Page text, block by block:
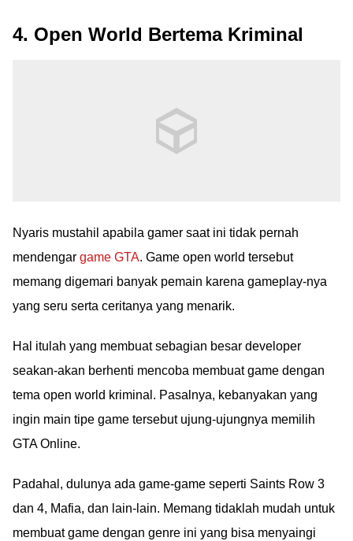
4. Open World Bertema Kriminal
Nyaris mustahil apabila gamer saat ini tidak pernah
mendengar game GTA. Game open world tersebut
memang digemari banyak pemain karena gameplay-nya
yang seru serta ceritanya yang menarik.
Hal itulah yang membuat sebagian besar developer
seakan-akan berhenti mencoba membuat game dengan
tema open world kriminal. Pasalnya, kebanyakan yang
ingin main tipe game tersebut ujung-ujungnya memilih
GTA Online.
Padahal, dulunya ada game-game seperti Saints Row 3
dan 4, Mafia, dan lain-lain. Memang tidaklah mudah untuk
membuat game dengan genre ini yang bisa menyaingi